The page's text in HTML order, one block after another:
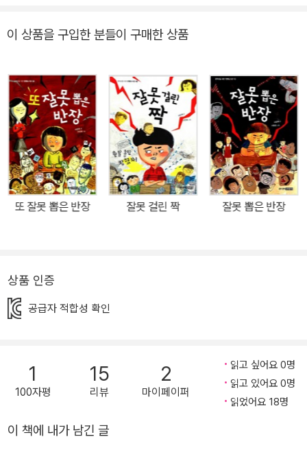
동적인 주제의식 ‘누가 누가 잘하나’ ‘누가 누가 뽑히나’ 등의 대결은
치열한 경쟁을 통해 정의감과 책임감, 자신감을 고루 알아 갈 수 있는
경험을 전해 준다. 독자들의 꾸준한 사랑을 받고 있는 창작동화 ‘잘못’
시리즈의 후속작《잘못 뽑은 전교 회장》은 이번에도 어린이 선거라는
현실감 있는 소재를 유쾌하게 진행하며 주제의식을 매끄럽게 담아낸
다. 어린이문학을 대표하는 작가 중 한 사람으로 든든히 자리하고 있
는 이은재 작가는 아이들에게 들려주고 싶은 이야기를, 아이들 눈높
이에 맞춤한 문장과 표현으로 술술 풀어간다. 기호 3번 금동기, 지루
한 학교를 확 뒤집어 놓겠습니다! 여기, 개성이 뚜렷해도 너무 뚜렷한
자존감, 아니 자신감이 하늘을 찌를 정도다. 오죽하면 친구들이 ‘지 스
도 아니고 얼굴이 잘생기지도 않았으며 의외의 매력으로 친구들 사이
자신을 못마땅하게 여기는 친구들을 향해 이렇게 외친다. “‘연예인
병’에 좀 걸리면 어때? 넌 걸리고 싶어도 못 걸리는 병 아냐? 부러우
면 부럽다고 솔직히 말해.”라고. 아이들은 동기에게 버럭, 하지만 속
마음을 들켜 버린 듯 말을 잇지 못한다. 개성과 취향을 외치면서도 남
이 상품을 구입한 분들이 구매한 상품
또 잘못 뽑은 반장 잘못 걸린 짝 잘못 뽑은 반장
상품 인증
공급자 적합성 확인
1
100자평
15
리뷰
2
마이페이퍼
읽고 싶어요 0명
읽고 있어요 0명
읽었어요 18명
이 책에 내가 남긴 글